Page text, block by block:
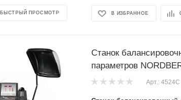
БЫСТРЫЙ ПРОСМОТР В ИЗБРАННОЕ
Станок
параметров
Арт.: 4524C